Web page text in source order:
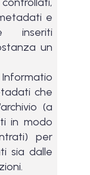
e
inseriti
un
che
(a
in modo
per
sia dalle